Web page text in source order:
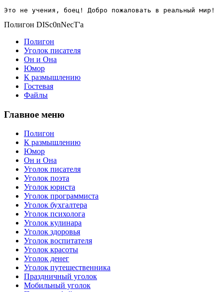
Это не учения, боец! Добро пожаловать в реальный мир!
Полигон DISc0nNecT'a
Полигон
Уголок писателя
Он и Она
Юмор
К размышлению
Гостевая
Файлы
Главное меню
Полигон
К размышлению
Юмор
Он и Она
Уголок писателя
Уголок поэта
Уголок юриста
Уголок программиста
Уголок бухгалтера
Уголок психолога
Уголок кулинара
Уголок здоровья
Уголок воспитателя
Уголок красоты
Уголок денег
Уголок путешественника
Праздничный уголок
Мобильный уголок